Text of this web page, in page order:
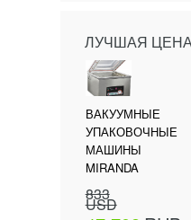
ЛУЧШАЯ ЦЕНА
ВАКУУМНЫЕ
УПАКОВОЧНЫЕ
МАШИНЫ
MIRANDA
833
USD